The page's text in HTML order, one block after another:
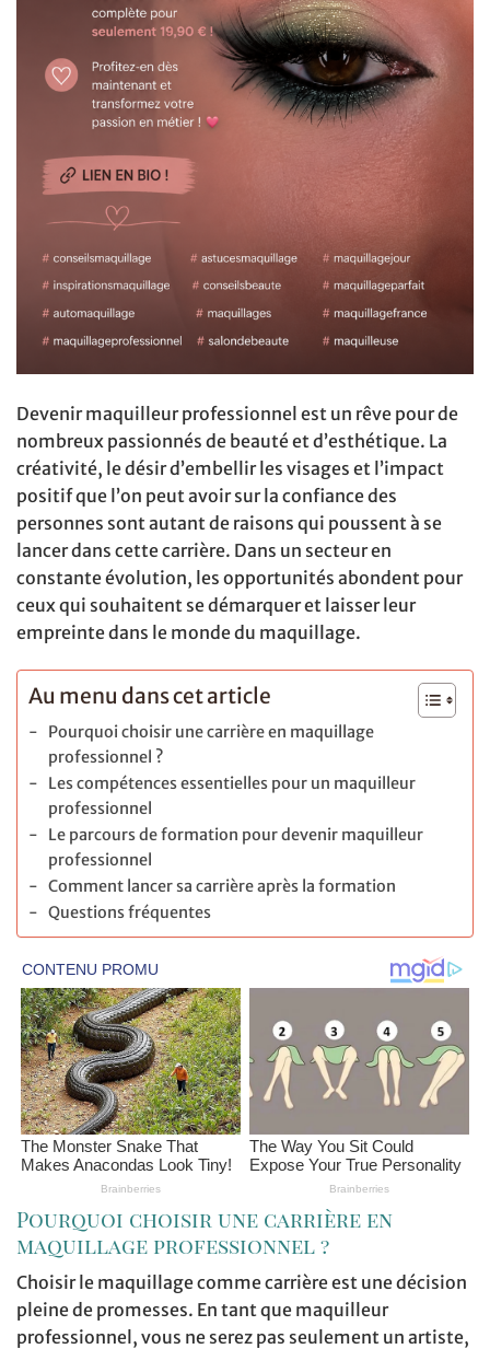
Devenir maquilleur professionnel est un rêve pour de
nombreux passionnés de beauté et d’esthétique. La
créativité, le désir d’embellir les visages et l’impact
positif que l’on peut avoir sur la confiance des
personnes sont autant de raisons qui poussent à se
lancer dans cette carrière. Dans un secteur en
constante évolution, les opportunités abondent pour
ceux qui souhaitent se démarquer et laisser leur
empreinte dans le monde du maquillage.
Au menu dans cet article
Pourquoi choisir une carrière en maquillage
professionnel ?
Les compétences essentielles pour un maquilleur
professionnel
Le parcours de formation pour devenir maquilleur
professionnel
Comment lancer sa carrière après la formation
Questions fréquentes
Pourquoi choisir une carrière en
maquillage professionnel ?
Choisir le maquillage comme carrière est une décision
pleine de promesses. En tant que maquilleur
professionnel, vous ne serez pas seulement un artiste,